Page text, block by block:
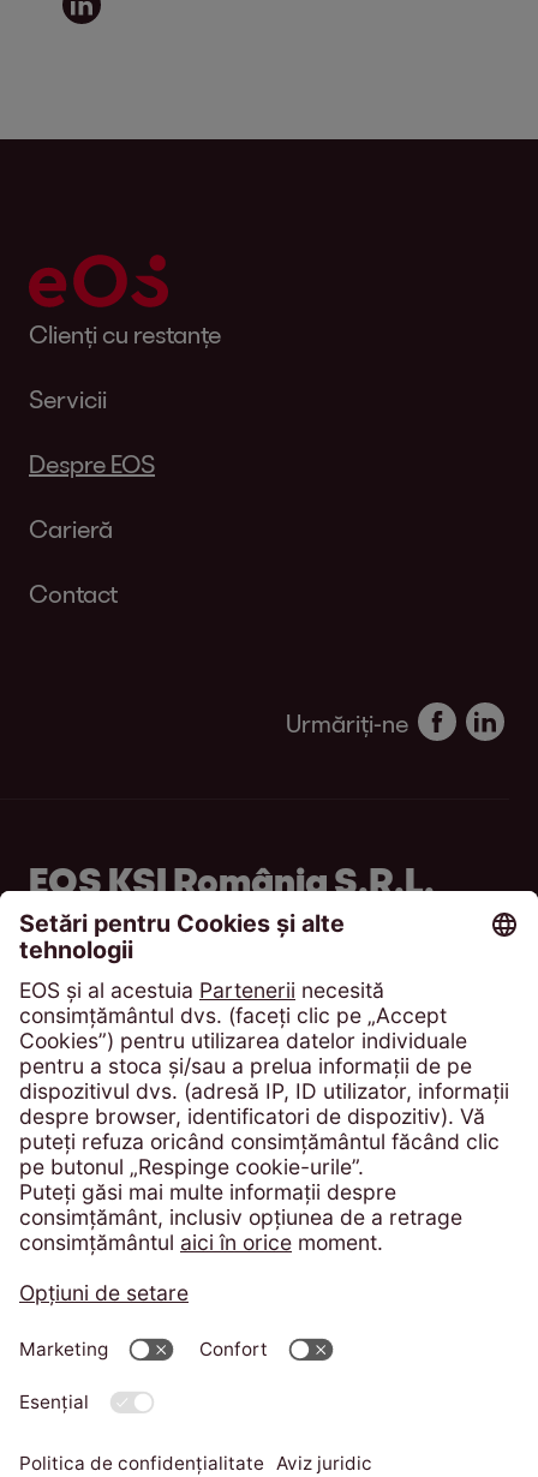
Clienți cu restanțe
Servicii
Despre EOS
Carieră
Contact
Urmăriți-ne
EOS KSI România S.R.L.
Bd. Poligrafiei, Sector 1
013704 București
România
Telefon:+4 021 305 54 84
solicitari@eos-ksi.ro
Portal de plată
Protecția consumatorului - ANPC